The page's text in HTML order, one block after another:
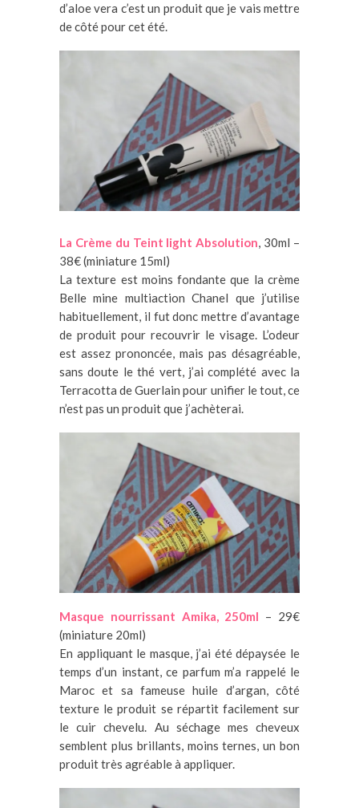
d’aloe vera c’est un produit que je vais mettre
de côté pour cet été.
La Crème du Teint light Absolution, 30ml –
38€ (miniature 15ml)
La texture est moins fondante que la crème
Belle mine multiaction Chanel que j’utilise
habituellement, il fut donc mettre d’avantage
de produit pour recouvrir le visage. L’odeur
est assez prononcée, mais pas désagréable,
sans doute le thé vert, j’ai complété avec la
Terracotta de Guerlain pour unifier le tout, ce
n’est pas un produit que j’achèterai.
Masque nourrissant Amika, 250ml – 29€
(miniature 20ml)
En appliquant le masque, j’ai été dépaysée le
temps d’un instant, ce parfum m’a rappelé le
Maroc et sa fameuse huile d’argan, côté
texture le produit se répartit facilement sur
le cuir chevelu. Au séchage mes cheveux
semblent plus brillants, moins ternes, un bon
produit très agréable à appliquer.